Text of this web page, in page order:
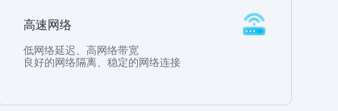
高速网络
低网络延迟、高网络带宽
良好的网络隔离、稳定的网络连接